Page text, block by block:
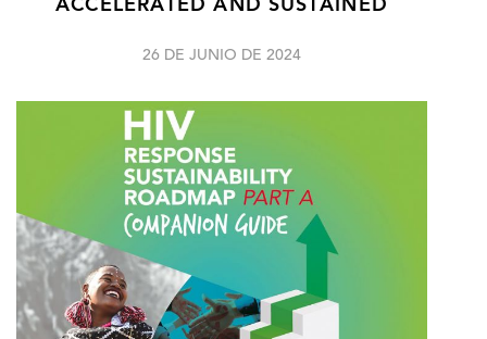
ACCELERATED AND SUSTAINED
26 DE JUNIO DE 2024